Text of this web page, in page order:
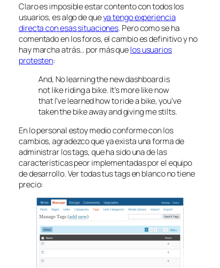
Claro es imposible estar contento con todos los
usuarios, es algo de queya tengo experiencia
directa con esas situaciones. Pero como se ha
comentado en los foros, el cambio es definitivo y no
hay marcha atrás… por más quelos usuarios
protesten:
And, No learning the new dashboard is
not like riding a bike. It’s more like now
that I’ve learned how to ride a bike, you’ve
taken the bike away and giving me stilts.
En lo personal estoy medio conforme con los
cambios, agradezco que ya exista una forma de
administrar los tags, que ha sido una de las
características peor implementadas por el equipo
de desarrollo. Ver todas tus tags en blanco no tiene
precio: